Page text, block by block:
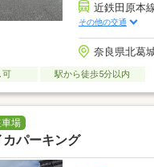
近鉄田原本
その他の交通
奈良県北葛
可 駅から徒歩5分以内
場
カパーキング